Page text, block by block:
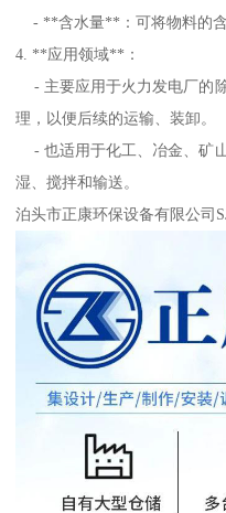
- **含水量**：可将物料的含
4. **应用领域**：
- 主要应用于火力发电厂的
理，以便后续的运输、装卸。
- 也适用于化工、冶金、矿
湿、搅拌和输送。
泊头市正康环保设备有限公司